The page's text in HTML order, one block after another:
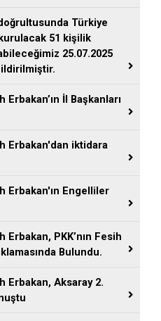
Türkiye
51 kişilik
25.07.2025
Erbakan’ın İl Başkanları
Erbakan'dan iktidara
Erbakan'ın Engelliler
Erbakan, PKK’nın Fesih
Bulundu.
Erbakan, Aksaray 2.